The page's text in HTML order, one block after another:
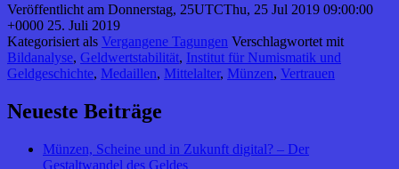
Veröffentlicht am Donnerstag, 25UTCThu, 25 Jul 2019 09:00:00
+0000 25. Juli 2019
Kategorisiert als Vergangene Tagungen Verschlagwortet mit
Bildanalyse, Geldwertstabilität, Institut für Numismatik und
Geldgeschichte, Medaillen, Mittelalter, Münzen, Vertrauen
Neueste Beiträge
Münzen, Scheine und in Zukunft digital? – Der
Gestaltwandel des Geldes